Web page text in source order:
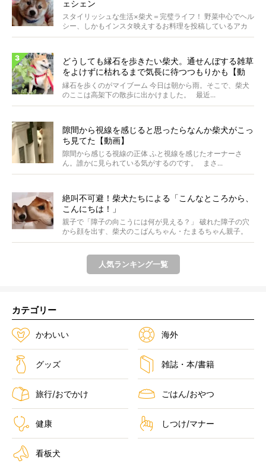
ェシェン
スタイリッシュな生活×柴犬＝完璧ライフ！ 野菜中心でヘル
シー、しかもインスタ映えするお料理を投稿しているアカ
ウ...
どうしても縁石を歩きたい柴犬。通せんぼする雑草
をよけずに枯れるまで気長に待つつもりかも【動
画】
縁石を歩くのがマイブーム 今日は朝から雨。そこで、柴犬
のここは高架下の散歩に出かけました。 最近...
隙間から視線を感じると思ったらなんか柴犬がこっ
ち見てた【動画】
隙間から感じる視線の正体 ふと視線を感じたオーナーさ
ん。誰かに見られている気がするのです。 まさ...
絶叫不可避！柴犬たちによる「こんなところから、
こんにちは！」
親子で「障子の向こうには何が見える？」 破れた障子の穴
から顔を出す、柴犬のこばんちゃん・たまるちゃん親子。
親子...
人気ランキング一覧
カテゴリー
かわいい 海外
グッズ 雑誌・本/書籍
旅行/おでかけ ごはん/おやつ
健康 しつけ/マナー
看板犬